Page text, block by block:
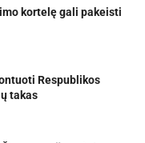
kortelę gali pakeisti
Respublikos
takas